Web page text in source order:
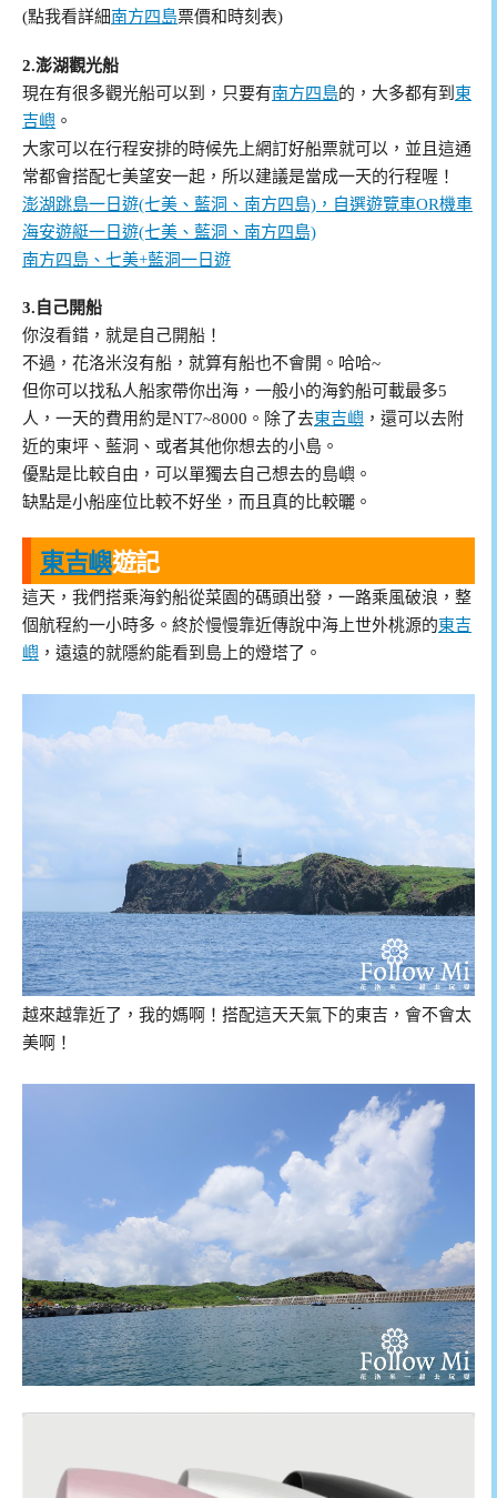
(點我看詳細南方四島票價和時刻表)
2.澎湖觀光船
現在有很多觀光船可以到，只要有南方四島的，大多都有到 東
吉嶼 。
大家可以在行程安排的時候先上網訂好船票就可以，並且這通
常都會搭配七美望安一起，所以建議是當成一天的行程喔！
澎湖跳島一日遊(七美、藍洞、南方四島)，自選遊覽車OR機車
海安遊艇一日遊(七美、藍洞、南方四島)
南方四島、七美+藍洞一日遊
3.自己開船
你沒看錯，就是自己開船！
不過，花洛米沒有船，就算有船也不會開。哈哈~
但你可以找私人船家帶你出海，一般小的海釣船可載最多5
人，一天的費用約是NT7~8000。除了去東吉嶼 ，還可以去附
近的東坪、藍洞、或者其他你想去的小島。
優點是比較自由，可以單獨去自己想去的島嶼。
缺點是小船座位比較不好坐，而且真的比較曬。
東吉嶼遊記
這天，我們搭乘海釣船從菜園的碼頭出發，一路乘風破浪，整
個航程約一小時多。終於慢慢靠近傳說中海上世外桃源的東吉
嶼 ，遠遠的就隱約能看到島上的燈塔了。
越來越靠近了，我的媽啊！搭配這天天氣下的東吉，會不會太
美啊！